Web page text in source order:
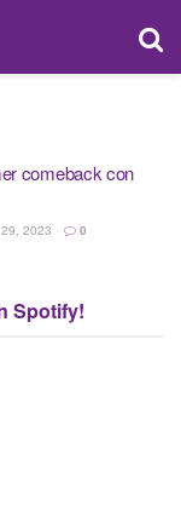
comeback con
2023 0
Spotify!